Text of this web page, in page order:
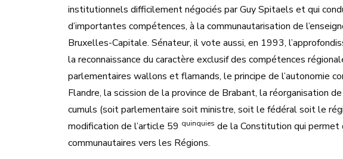
institutionnels difficilement négociés par Guy Spitaels et qui
d’importantes compétences, à la communautarisation de
Bruxelles-Capitale. Sénateur, il vote aussi, en 1993,
la reconnaissance du caractère exclusif des compétences
parlementaires wallons et flamands, le principe de l’autonomie
Flandre, la scission de la province de Brabant, la réorganisation
cumuls (soit parlementaire soit ministre, soit le fédéral soit le
modification de l’article 59 quinquies de la Constitution qui
communautaires vers les Régions.